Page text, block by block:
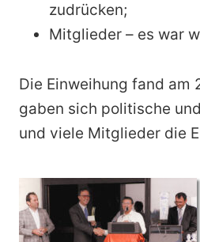
zudrücken;
Mitglieder – es war
Die Einweihung fand am
gaben sich politische
und viele Mitglieder die